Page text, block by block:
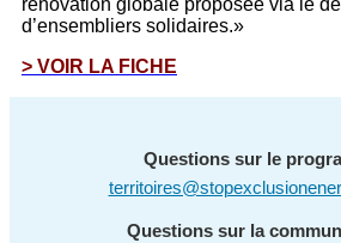
rénovation globale proposée via le
d’ensembliers solidaires.»
> VOIR LA FICHE
Questions sur le
Questions sur la